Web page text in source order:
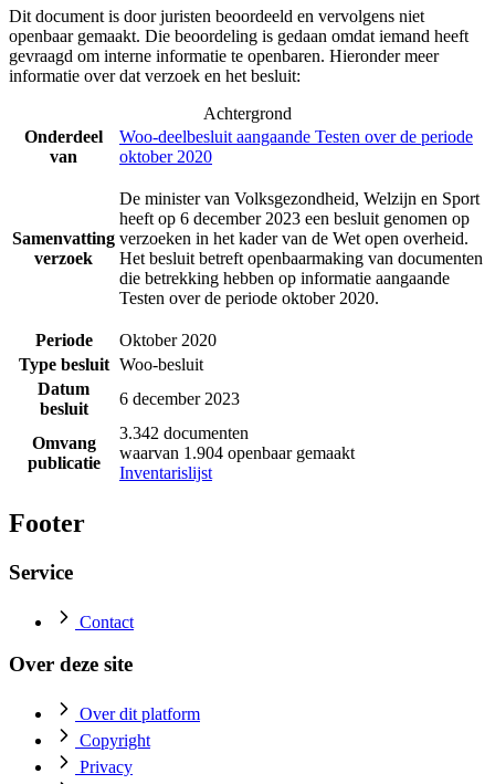
Dit document is door juristen beoordeeld en vervolgens niet
openbaar gemaakt. Die beoordeling is gedaan omdat iemand heeft
gevraagd om interne informatie te openbaren. Hieronder meer
informatie over dat verzoek en het besluit:
Achtergrond
Onderdeel
van
Woo-deelbesluit aangaande Testen over de periode
oktober 2020
Samenvatting
verzoek
De minister van Volksgezondheid, Welzijn en Sport
heeft op 6 december 2023 een besluit genomen op
verzoeken in het kader van de Wet open overheid.
Het besluit betreft openbaarmaking van documenten
die betrekking hebben op informatie aangaande
Testen over de periode oktober 2020.
Periode
Oktober 2020
Type besluit Woo-besluit
Datum
besluit
6 december 2023
Omvang
publicatie
3.342 documenten
waarvan 1.904 openbaar gemaakt
Inventarislijst
Footer
Service
Contact
Over deze site
Over dit platform
Copyright
Privacy